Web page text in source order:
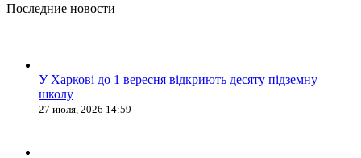
Последние новости
У Харкові до 1 вересня відкриють десяту підземну
школу
27 июля, 2026 14:59